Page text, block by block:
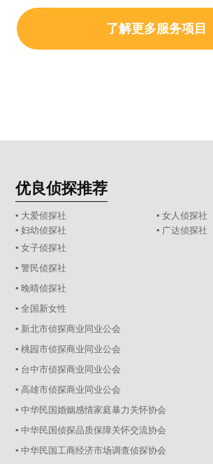
了解更多服务项目
优良侦探推荐
▪ 大爱侦探社
▪ 女人侦探社
▪ 妇幼侦探社
▪ 广达侦探社
▪ 女子侦探社
▪ 警民侦探社
▪ 晚晴侦探社
▪ 全国新女性
▪ 新北市侦探商业同业公会
▪ 桃园市侦探商业同业公会
▪ 台中市侦探商业同业公会
▪ 高雄市侦探商业同业公会
▪ 中华民国婚姻感情家庭暴力关怀协会
▪ 中华民国侦探品质保障关怀交流协会
▪ 中华民国工商经济市场调查侦探协会